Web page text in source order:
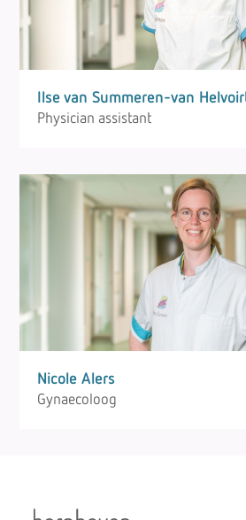
Ilse van Summeren-van
Physician assistant
Nicole Alers
Gynaecoloog